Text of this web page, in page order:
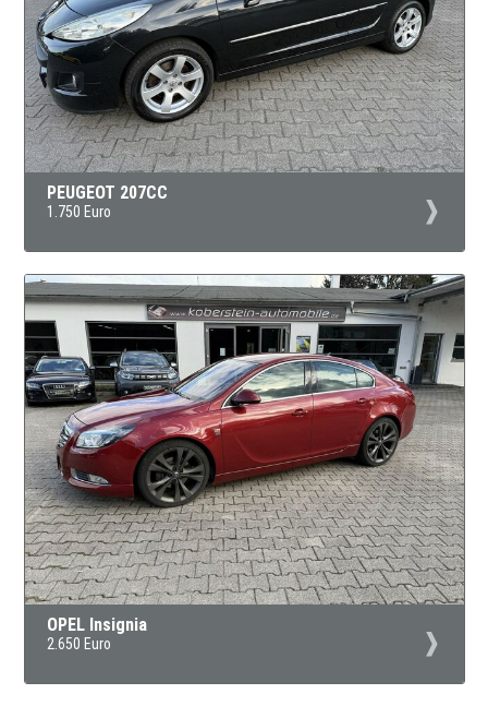
PEUGEOT 207CC
1.750 Euro
OPEL Insignia
2.650 Euro